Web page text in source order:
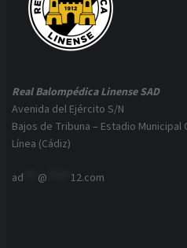
Real Balompédica Linense SAD
Avenida del Ejército S/N
Bajos de Tribuna – Estadio Municipal
Línea (Cádiz)
ad @ 12.com